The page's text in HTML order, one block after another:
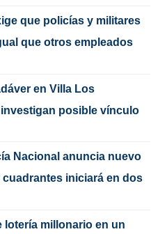
que policías y militares
que otros empleados
en Villa Los
posible vínculo
Nacional anuncia nuevo
iniciará en dos
lotería millonario en un